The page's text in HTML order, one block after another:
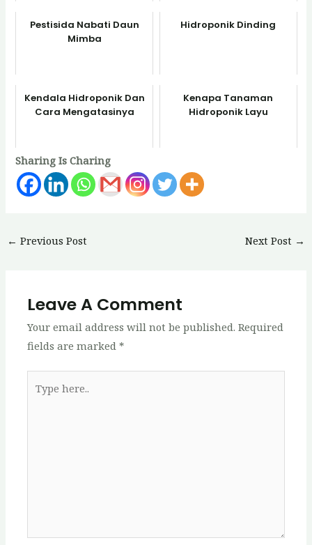
Pestisida Nabati Daun
Mimba
Hidroponik Dinding
Kendala Hidroponik Dan
Cara Mengatasinya
Kenapa Tanaman
Hidroponik Layu
Sharing Is Charing
Post
← Previous Post Next Post →
Leave A Comment
Your email address will not be published. Required
fields are marked *
here..